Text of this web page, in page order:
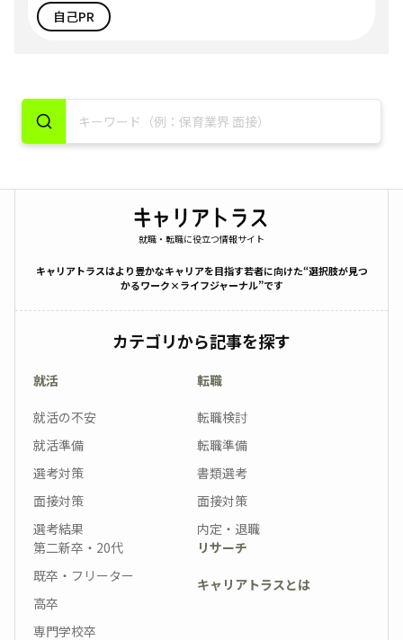
自己PR
就職・転職に役立つ情報サイト
キャリアトラスはより豊かなキャリアを目指す若者に向けた“選択肢が見つ
かるワーク×ライフジャーナル”です
カテゴリから記事を探す
就活
就活の不安
就活準備
選考対策
面接対策
選考結果
転職
転職検討
転職準備
書類選考
面接対策
内定・退職
第二新卒・20代
既卒・フリーター
高卒
専門学校卒
リサーチ
キャリアトラスとは